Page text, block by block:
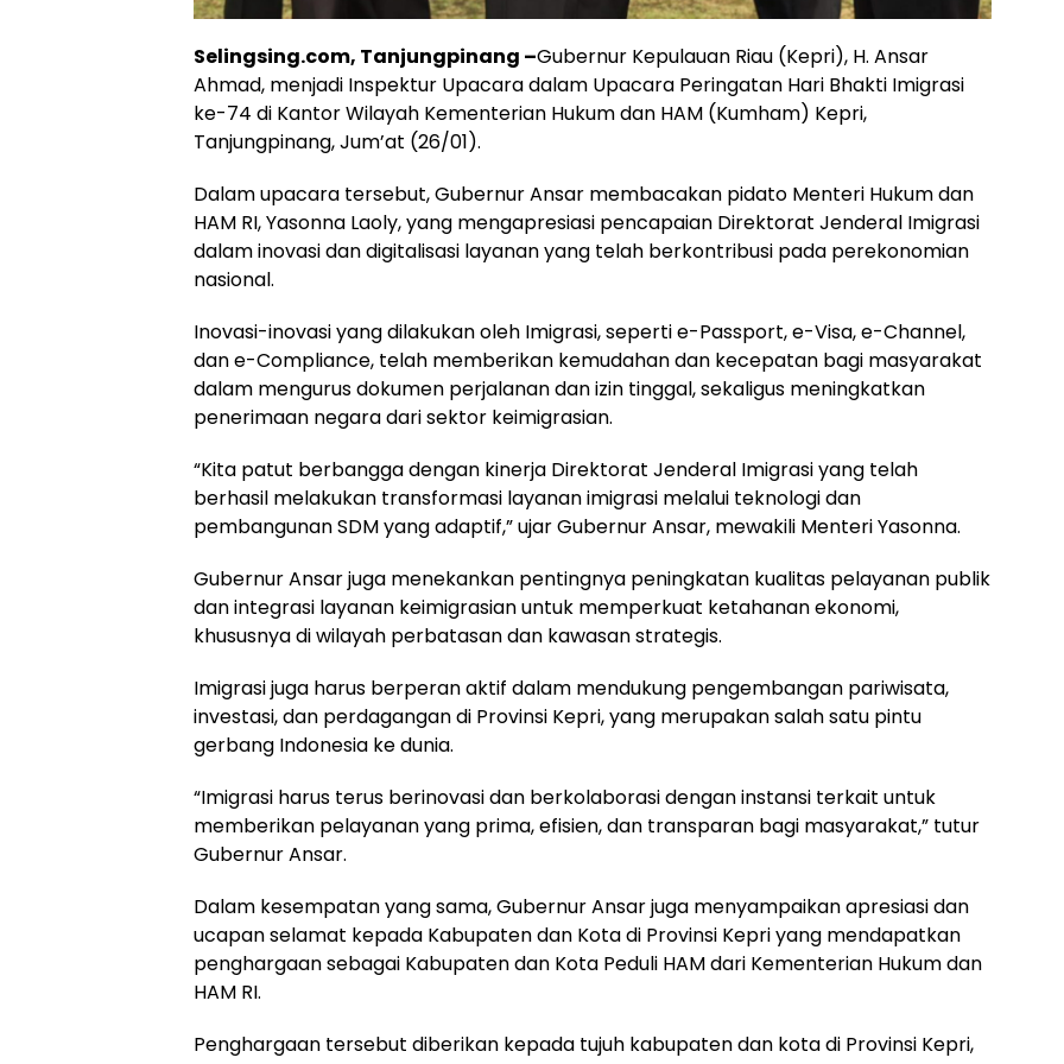
Selingsing.com, Tanjungpinang –Gubernur Kepulauan Riau (Kepri), H. Ansar
Ahmad, menjadi Inspektur Upacara dalam Upacara Peringatan Hari Bhakti Imigrasi
ke-74 di Kantor Wilayah Kementerian Hukum dan HAM (Kumham) Kepri,
Tanjungpinang, Jum’at (26/01).
Dalam upacara tersebut, Gubernur Ansar membacakan pidato Menteri Hukum dan
HAM RI, Yasonna Laoly, yang mengapresiasi pencapaian Direktorat Jenderal Imigrasi
dalam inovasi dan digitalisasi layanan yang telah berkontribusi pada perekonomian
nasional.
Inovasi-inovasi yang dilakukan oleh Imigrasi, seperti e-Passport, e-Visa, e-Channel,
dan e-Compliance, telah memberikan kemudahan dan kecepatan bagi masyarakat
dalam mengurus dokumen perjalanan dan izin tinggal, sekaligus meningkatkan
penerimaan negara dari sektor keimigrasian.
“Kita patut berbangga dengan kinerja Direktorat Jenderal Imigrasi yang telah
berhasil melakukan transformasi layanan imigrasi melalui teknologi dan
pembangunan SDM yang adaptif,” ujar Gubernur Ansar, mewakili Menteri Yasonna.
Gubernur Ansar juga menekankan pentingnya peningkatan kualitas pelayanan publik
dan integrasi layanan keimigrasian untuk memperkuat ketahanan ekonomi,
khususnya di wilayah perbatasan dan kawasan strategis.
Imigrasi juga harus berperan aktif dalam mendukung pengembangan pariwisata,
investasi, dan perdagangan di Provinsi Kepri, yang merupakan salah satu pintu
gerbang Indonesia ke dunia.
“Imigrasi harus terus berinovasi dan berkolaborasi dengan instansi terkait untuk
memberikan pelayanan yang prima, efisien, dan transparan bagi masyarakat,” tutur
Gubernur Ansar.
Dalam kesempatan yang sama, Gubernur Ansar juga menyampaikan apresiasi dan
ucapan selamat kepada Kabupaten dan Kota di Provinsi Kepri yang mendapatkan
penghargaan sebagai Kabupaten dan Kota Peduli HAM dari Kementerian Hukum dan
HAM RI.
Penghargaan tersebut diberikan kepada tujuh kabupaten dan kota di Provinsi Kepri,